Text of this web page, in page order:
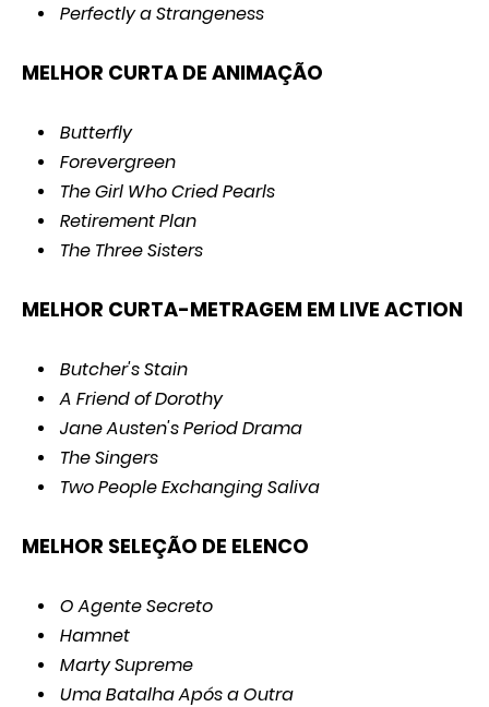
Perfectly a Strangeness
MELHOR CURTA DE ANIMAÇÃO
Butterfly
Forevergreen
The Girl Who Cried Pearls
Retirement Plan
The Three Sisters
MELHOR CURTA-METRAGEM EM LIVE ACTION
Butcher's Stain
A Friend of Dorothy
Jane Austen's Period Drama
The Singers
Two People Exchanging Saliva
MELHOR SELEÇÃO DE ELENCO
O Agente Secreto
Hamnet
Marty Supreme
Uma Batalha Após a Outra